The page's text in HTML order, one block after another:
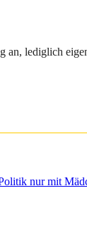
an, lediglich
nur mit